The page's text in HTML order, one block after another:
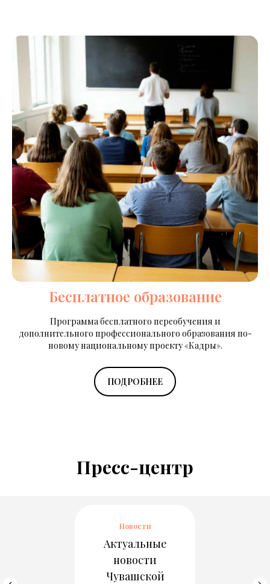
Бесплатное образование
Программа бесплатного переобучения и
дополнительного профессионального образования по-
новому национальному проекту «Кадры».
ПОДРОБНЕЕ
Пресс-центр
Новости
Актуальные
новости
Чувашской